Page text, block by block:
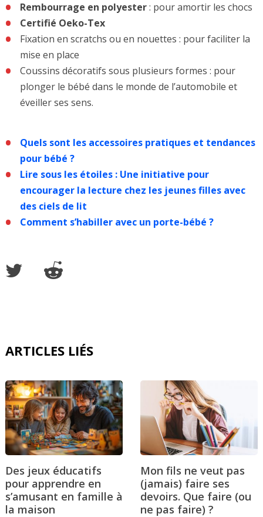
Rembourrage en polyester: pour amortir les chocs
Certifié Oeko-Tex
Fixation en scratchs ou en nouettes : pour faciliter la
mise en place
Coussins décoratifs sous plusieurs formes : pour
plonger le bébé dans le monde de l’automobile et
éveiller ses sens.
Quels sont les accessoires pratiques et tendances
pour bébé ?
Lire sous les étoiles : Une initiative pour
encourager la lecture chez les jeunes filles avec
des ciels de lit
Comment s’habiller avec un porte-bébé ?
ARTICLES LIÉS
Des jeux éducatifs
pour apprendre en
s’amusant en famille à
la maison
Mon fils ne veut pas
(jamais) faire ses
devoirs. Que faire (ou
ne pas faire) ?